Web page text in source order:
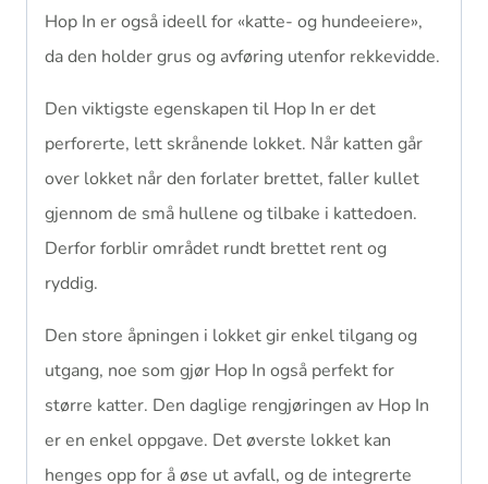
Hop In er også ideell for «katte- og hundeeiere»,
da den holder grus og avføring utenfor rekkevidde.
Den viktigste egenskapen til Hop In er det
perforerte, lett skrånende lokket. Når katten går
over lokket når den forlater brettet, faller kullet
gjennom de små hullene og tilbake i kattedoen.
Derfor forblir området rundt brettet rent og
ryddig.
Den store åpningen i lokket gir enkel tilgang og
utgang, noe som gjør Hop In også perfekt for
større katter. Den daglige rengjøringen av Hop In
er en enkel oppgave. Det øverste lokket kan
henges opp for å øse ut avfall, og de integrerte